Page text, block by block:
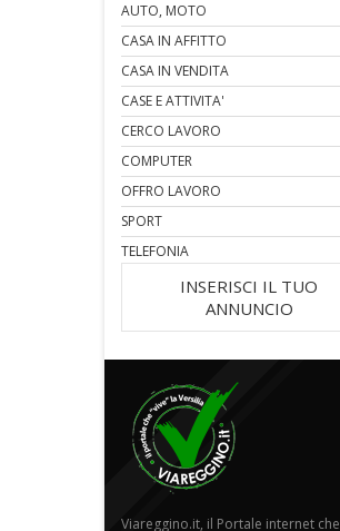
AUTO, MOTO
CASA IN AFFITTO
CASA IN VENDITA
CASE E ATTIVITA'
CERCO LAVORO
COMPUTER
OFFRO LAVORO
SPORT
TELEFONIA
INSERISCI IL TUO
ANNUNCIO
Viareggino.it, il Portale internet che